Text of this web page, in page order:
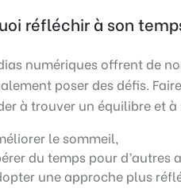
réfléchir à son
numériques offrent de
poser des défis.
à trouver un équilibre et à
le sommeil,
du temps pour d’autres
une approche plus